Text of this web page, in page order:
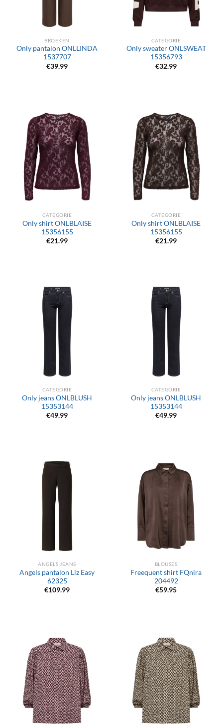
BROEKEN
Only pantalon ONLLINDA
1537707
€39.99
CATEGORIE
Only sweater ONLSWEAT
15356793
€32.99
CATEGORIE
Only shirt ONLBLAISE
15356155
€21.99
CATEGORIE
Only shirt ONLBLAISE
15356155
€21.99
CATEGORIE
Only jeans ONLBLUSH
15353144
€49.99
CATEGORIE
Only jeans ONLBLUSH
15353144
€49.99
ANGELS JEANS
Angels pantalon Liz Easy
62325
€109.99
BLOUSES
Freequent shirt FQnira
204492
€59.95